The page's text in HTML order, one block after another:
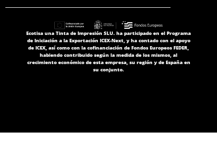
Ecotisa una Tinta de Impresión SLU. ha participado en el Programa
de Iniciación a la Exportación ICEX-Next, y ha contado con el apoyo
de ICEX, así como con la cofinanciación de Fondos Europeos FEDER,
habiendo contribuido según la medida de los mismos, al
crecimiento económico de esta empresa, su región y de España en
su conjunto.